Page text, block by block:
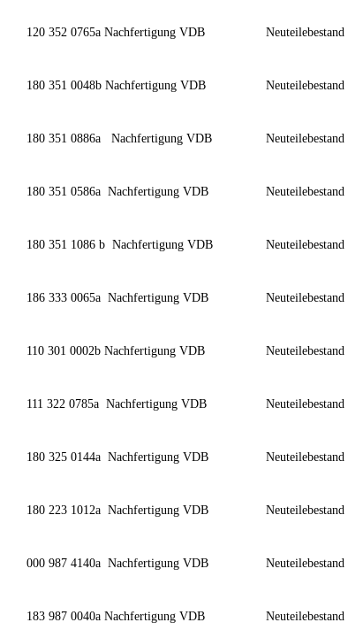
120 352 0765a Nachfertigung VDB Neuteilebestand
180 351 0048b Nachfertigung VDB Neuteilebestand
180 351 0886a Nachfertigung VDB Neuteilebestand
180 351 0586a Nachfertigung VDB Neuteilebestand
180 351 1086 b Nachfertigung VDB Neuteilebestand
186 333 0065a Nachfertigung VDB Neuteilebestand
110 301 0002b Nachfertigung VDB Neuteilebestand
111 322 0785a Nachfertigung VDB Neuteilebestand
180 325 0144a Nachfertigung VDB Neuteilebestand
180 223 1012a Nachfertigung VDB Neuteilebestand
000 987 4140a Nachfertigung VDB Neuteilebestand
183 987 0040a Nachfertigung VDB Neuteilebestand